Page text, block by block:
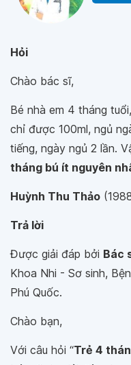
Hỏi
Chào bác sĩ,
Bé nhà em 4 tháng
chỉ được 100ml, ngủ
tiếng, ngày ngủ 2 lần.
tháng bú ít nguyên
Huỳnh Thu Thảo
Trả lời
Được giải đáp bởi Bác
Khoa Nhi - Sơ sinh,
Phú Quốc.
Chào bạn,
Với câu hỏi “Trẻ 4